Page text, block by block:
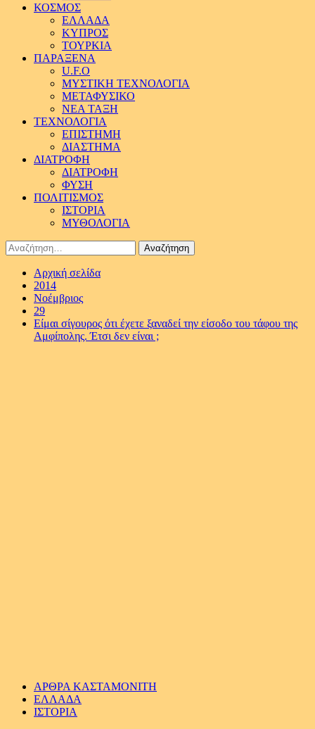
ΚΟΣΜΟΣ
ΕΛΛΑΔΑ
ΚΥΠΡΟΣ
ΤΟΥΡΚΙΑ
ΠΑΡΑΞΕΝΑ
U.F.O
ΜΥΣΤΙΚΗ ΤΕΧΝΟΛΟΓΙΑ
ΜΕΤΑΦΥΣΙΚΟ
ΝΕΑ ΤΑΞΗ
ΤΕΧΝΟΛΟΓΙΑ
ΕΠΙΣΤΗΜΗ
ΔΙΑΣΤΗΜΑ
ΔΙΑΤΡΟΦΗ
ΔΙΑΤΡΟΦΗ
ΦΥΣΗ
ΠΟΛΙΤΙΣΜΟΣ
ΙΣΤΟΡΙΑ
ΜΥΘΟΛΟΓΙΑ
Αναζήτηση
για:
Αρχική σελίδα
2014
Νοέμβριος
29
Είμαι σίγουρος ότι έχετε ξαναδεί την είσοδο του τάφου της
Αμφίπολης. Έτσι δεν είναι ;
ΑΡΘΡΑ ΚΑΣΤΑΜΟΝΙΤΗ
ΕΛΛΑΔΑ
ΙΣΤΟΡΙΑ